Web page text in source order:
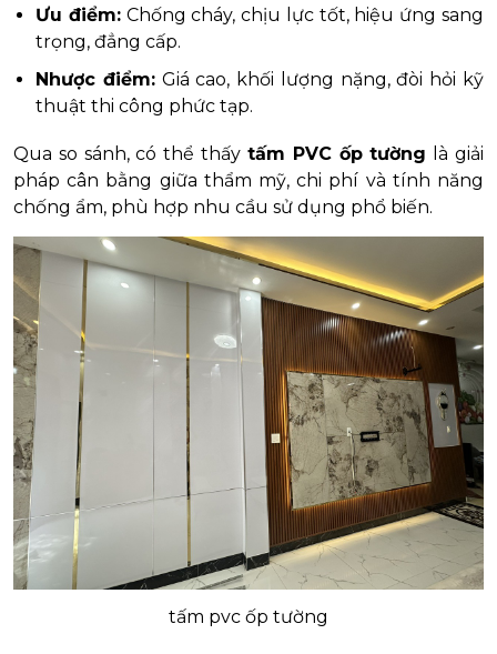
Ưu điểm:Chống cháy, chịu lực tốt, hiệu ứng sang
trọng, đẳng cấp.
Nhược điểm:Giá cao, khối lượng nặng, đòi hỏi kỹ
thuật thi công phức tạp.
Qua so sánh, có thể thấy tấm PVC ốp tường là giải
pháp cân bằng giữa thẩm mỹ, chi phí và tính năng
chống ẩm, phù hợp nhu cầu sử dụng phổ biến.
tấm pvc ốp tường